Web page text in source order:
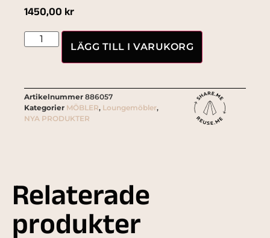
1450,00 kr
LÄGG TILL I VARUKORG
Artikelnummer 886057
Kategorier MÖBLER, Loungemöbler,
NYA PRODUKTER
Relaterade